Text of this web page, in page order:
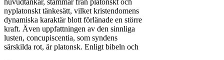
huvudtankar, stammar från platonskt och
nyplatonskt tänkesätt, vilket kristendomens
dynamiska karaktär blott förlänade en större
kraft. Även uppfattningen av den sinnliga
lusten, concupiscentia, som syndens
särskilda rot, är platonsk. Enligt bibeln och